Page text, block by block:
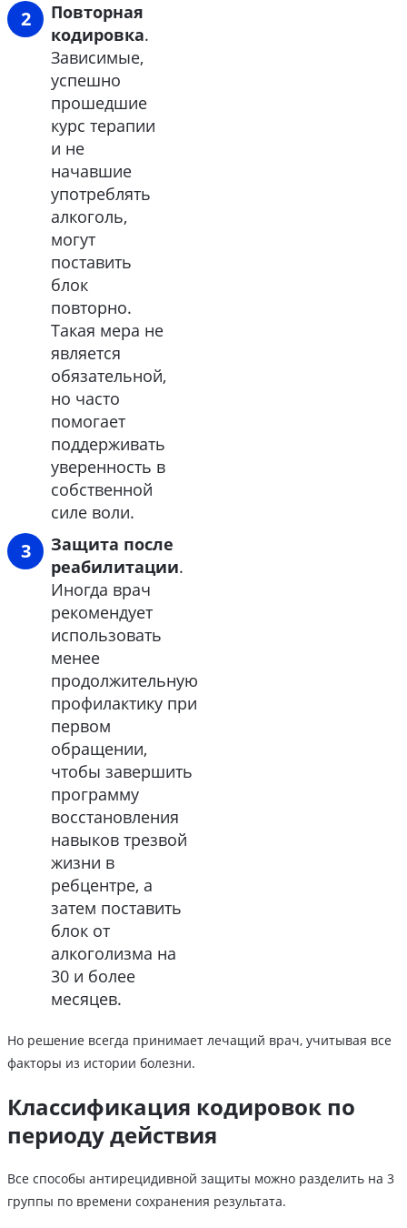
Повторная
кодировка.
Зависимые,
успешно
прошедшие
курс терапии
и не
начавшие
употреблять
алкоголь,
могут
поставить
блок
повторно.
Такая мера не
является
обязательной,
но часто
помогает
поддерживать
уверенность в
собственной
силе воли.
Защита после
реабилитации.
Иногда врач
рекомендует
использовать
менее
продолжительную
профилактику при
первом
обращении,
чтобы завершить
программу
восстановления
навыков трезвой
жизни в
ребцентре, а
затем поставить
блок от
алкоголизма на
30 и более
месяцев.
Но решение всегда принимает лечащий врач, учитывая все
факторы из истории болезни.
Классификация кодировок по
периоду действия
Все способы антирецидивной защиты можно разделить на 3
группы по времени сохранения результата.